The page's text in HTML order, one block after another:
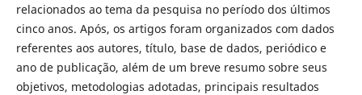
relacionados ao tema da pesquisa no período dos últimos
cinco anos. Após, os artigos foram organizados com dados
referentes aos autores, título, base de dados, periódico e
ano de publicação, além de um breve resumo sobre seus
objetivos, metodologias adotadas, principais resultados